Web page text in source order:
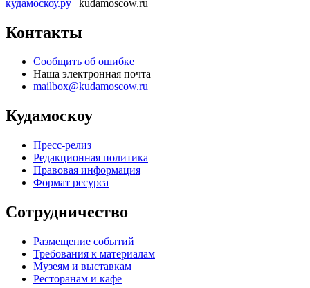
кудамоскоу.ру | kudamoscow.ru
Контакты
Сообщить об ошибке
Наша электронная почта
mailbox@kudamoscow.ru
Кудамоскоу
Пресс-релиз
Редакционная политика
Правовая информация
Формат ресурса
Сотрудничество
Размещение событий
Требования к материалам
Музеям и выставкам
Ресторанам и кафе